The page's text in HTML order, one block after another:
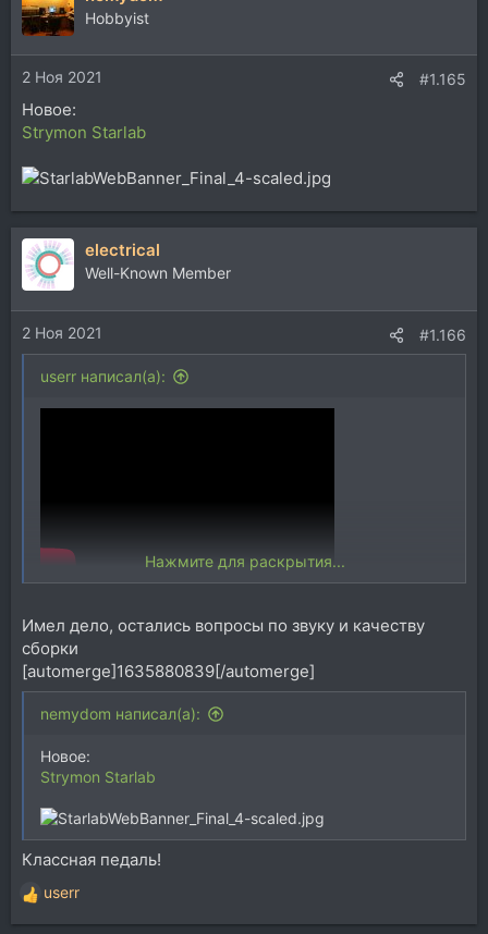
Hobbyist
2 Ноя 2021 #1.165
Новое:
Strymon Starlab
electrical
Well-Known Member
2 Ноя 2021 #1.166
userr написал(а):
Нажмите для раскрытия...
Имел дело, остались вопросы по звуку и качеству
сборки
[automerge]1635880839[/automerge]
nemydom написал(а):
Новое:
Strymon Starlab
Классная педаль!
Р
е
userr